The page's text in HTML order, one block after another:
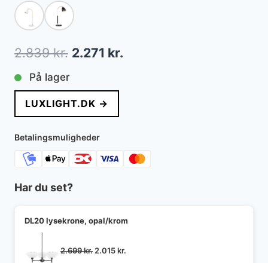
2.839kr. Den
pris
var:
2.839 kr..
2.271 kr.
På lager
LUXLIGHT.DK →
Betalingsmuligheder
Har du set?
DL20 lysekrone, opal/krom
2.699kr. Den
2.015kr.